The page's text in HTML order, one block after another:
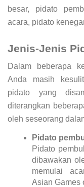
besar, pidato
acara, pidato
Jenis-Jenis
Dalam beberapa
Anda masih
pidato yang
diterangkan
oleh seseorang
Pidato
Pidato
dibawakan
memulai
Asian Games